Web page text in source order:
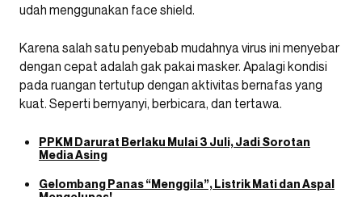
udah menggunakan face shield.
Karena salah satu penyebab mudahnya virus ini menyebar
dengan cepat adalah gak pakai masker. Apalagi kondisi
pada ruangan tertutup dengan aktivitas bernafas yang
kuat. Seperti bernyanyi, berbicara, dan tertawa.
PPKM Darurat Berlaku Mulai 3 Juli, Jadi Sorotan
Media Asing
Gelombang Panas “Menggila”, Listrik Mati dan Aspal